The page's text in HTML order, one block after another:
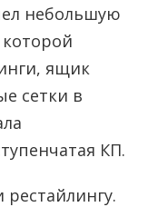
небольшую
ящик
сетки в
КП.
рестайлингу.